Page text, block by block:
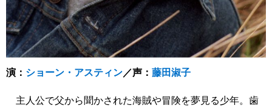
演： ショーン・アスティン／声： 藤田淑子
主人公で父から聞かされた海賊や冒険を夢見る少年。歯